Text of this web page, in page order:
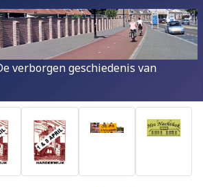
verborgen geschiedenis van